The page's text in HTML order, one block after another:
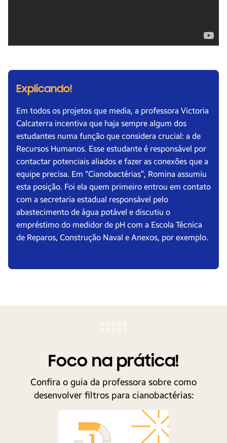
Explicando!
Em todos os projetos que media, a professora Victoria
Calcaterra incentiva que haja sempre algum dos
estudantes numa função que considera crucial: a de
Recursos Humanos. Esse estudante é responsável por
contactar potenciais aliados e fazer as conexões que a
equipe precisa. Em “Cianobactérias”, Romina assumiu
esta posição. Foi ela quem primeiro entrou em contato
com a secretaria estadual responsável pelo
abastecimento de água potável e discutiu o
empréstimo do medidor de pH com a Escola Técnica
de Reparos, Construção Naval e Anexos, por exemplo.
Foco na prática!
Confira o guia da professora sobre como
desenvolver filtros para cianobactérias: